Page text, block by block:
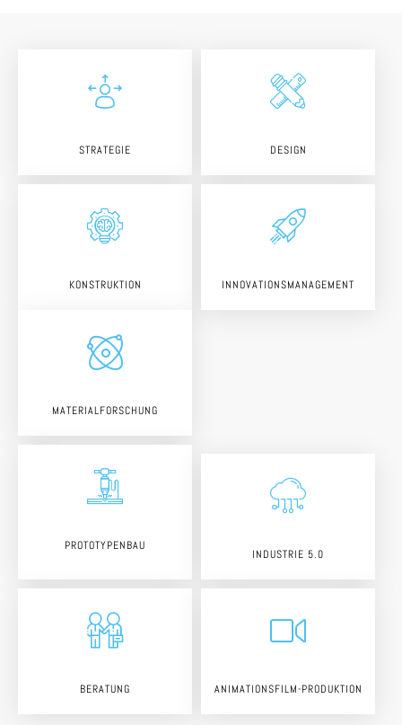
STRATEGIE DESIGN
KONSTRUKTION INNOVATIONSMANAGEMENT
MATERIALFORSCHUNG
PROTOTYPENBAU
INDUSTRIE 5.0
BERATUNG ANIMATIONSFILM-PRODUKTION